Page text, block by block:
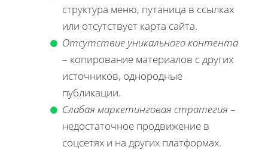
структура меню, путаница в ссылках
или отсутствует карта сайта.
Отсутствие уникального контента
– копирование материалов с других
источников, однородные
публикации.
Слабая маркетинговая стратегия –
недостаточное продвижение в
соцсетях и на других платформах.